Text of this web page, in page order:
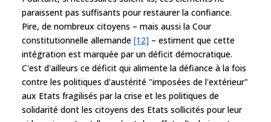
paraissent pas suffisants pour restaurer la confiance.
Pire, de nombreux citoyens – mais aussi la Cour
constitutionnelle allemande [12] – estiment que cette
intégration est marquée par un déficit démocratique.
C'est d'ailleurs ce déficit qui alimente la défiance à la fois
contre les politiques d'austérité "imposées de l'extérieur"
aux Etats fragilisés par la crise et les politiques de
solidarité dont les citoyens des Etats sollicités pour leur